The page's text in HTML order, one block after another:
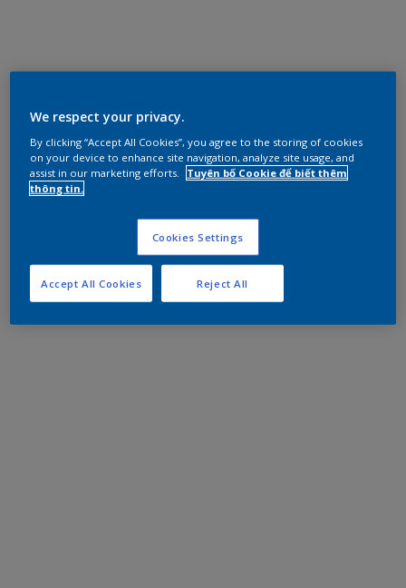
We respect your privacy.
By clicking “Accept All Cookies”, you agree to the storing of cookies
on your device to enhance site navigation, analyze site usage, and
assist in our marketing efforts.
Tuyên bố Cookie để biết thêm
thông tin.
Cookies Settings
Reject All
Accept All Cookies